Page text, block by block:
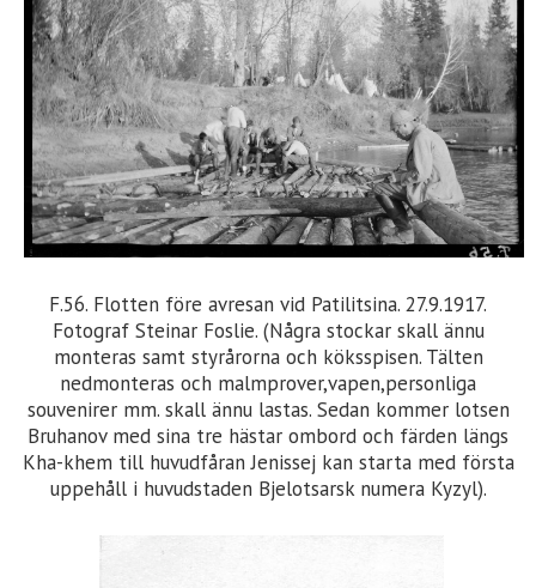
F.56. Flotten före avresan vid Patilitsina. 27.9.1917.
Fotograf Steinar Foslie. (Några stockar skall ännu
monteras samt styrårorna och köksspisen. Tälten
nedmonteras och malmprover,vapen,personliga
souvenirer mm. skall ännu lastas. Sedan kommer lotsen
Bruhanov med sina tre hästar ombord och färden längs
Kha-khem till huvudfåran Jenissej kan starta med första
uppehåll i huvudstaden Bjelotsarsk numera Kyzyl).